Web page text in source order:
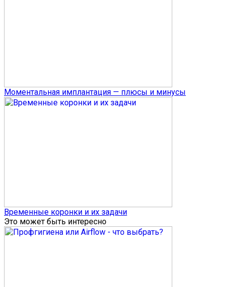
Моментальная имплантация — плюсы и минусы
Временные коронки и их задачи
Это может быть интересно